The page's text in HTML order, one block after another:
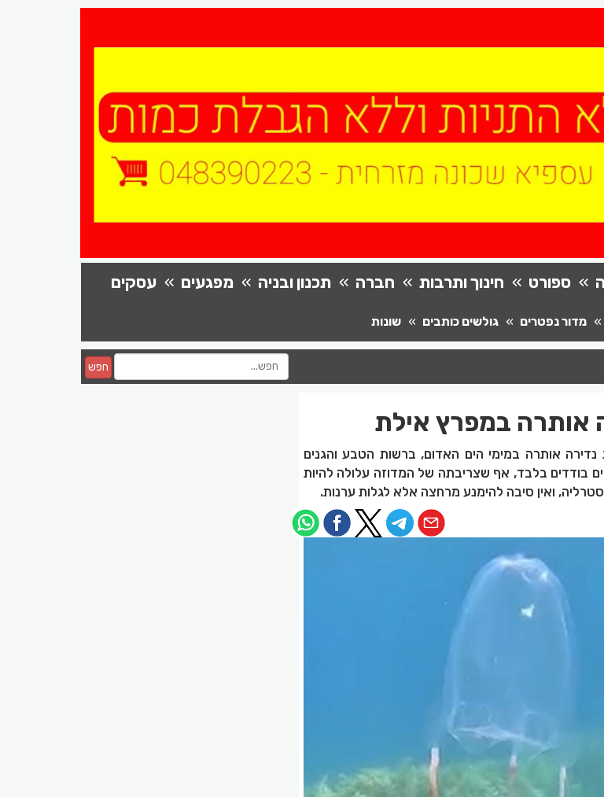
ספורט חינוך ותרבות חברה תכנון ובניה מפגעים
עסקים
מדור נפטרים גולשים כותבים שונות
חפש
אותרה במפרץ אילת
נדירה אותרה במימי הים האדום, ברשות הטבע והגנים
בודדים בלבד, אף שצריבתה של המדוזה עלולה להיות
ואין סיבה להימנע מרחצה אלא לגלות ערנות.